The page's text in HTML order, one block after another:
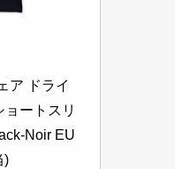
ア ドライ
ートスリ
Noir EU
)